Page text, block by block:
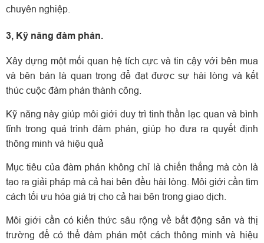
chuyên nghiệp.
3, Kỹ năng đàm phán.
Xây dựng một mối quan hệ tích cực và tin cậy với bên mua
và bên bán là quan trọng để đạt được sự hài lòng và kết
thúc cuộc đàm phán thành công.
Kỹ năng này giúp môi giới duy trì tinh thần lạc quan và bình
tĩnh trong quá trình đàm phán, giúp họ đưa ra quyết định
thông minh và hiệu quả
Mục tiêu của đàm phán không chỉ là chiến thắng mà còn là
tạo ra giải pháp mà cả hai bên đều hài lòng. Môi giới cần tìm
cách tối ưu hóa giá trị cho cả hai bên trong giao dịch.
Môi giới cần có kiến thức sâu rộng về bất động sản và thị
trường để có thể đàm phán một cách thông minh và hiệu